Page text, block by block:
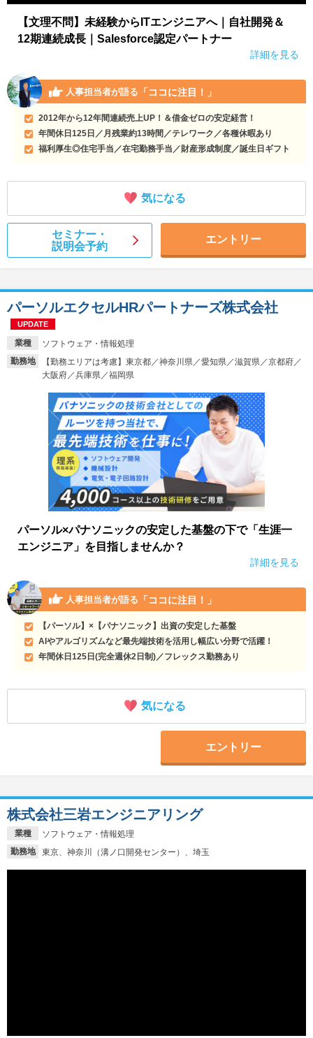
【文理不問】未経験からITエンジニアへ｜自社開発＆
12期連続成長｜Salesforce認定パートナー
詳細を見る
人事担当者が語る 「ココに注目！」
2012年から12年間連続売上UP！＆借金ゼロの安定経営！
年間休日125日／月残業約13時間／テレワーク／各種休暇あり
福利厚生◎住宅手当／在宅勤務手当／財産形成制度／誕生日ギフト
気になる
セミナー・
説明会予約
エントリー
業種
ソフトウェア・情報処理
勤務地
【勤務エリアは考慮】東京都／神奈川県／愛知県／滋賀県／京都府／
大阪府／兵庫県／福岡県
パーソルエクセルHRパートナーズ株式会社
UPDATE
パーソル×パナソニックの安定した基盤の下で「生涯一
エンジニア」を目指しませんか？
詳細を見る
人事担当者が語る 「ココに注目！」
【パーソル】×【パナソニック】出資の安定した基盤
AIやアルゴリズムなど最先端技術を活用し幅広い分野で活躍！
年間休日125日(完全週休2日制)／フレックス勤務あり
気になる
エントリー
業種
ソフトウェア・情報処理
勤務地
東京、神奈川（溝ノ口開発センター）、埼玉
株式会社三岩エンジニアリング